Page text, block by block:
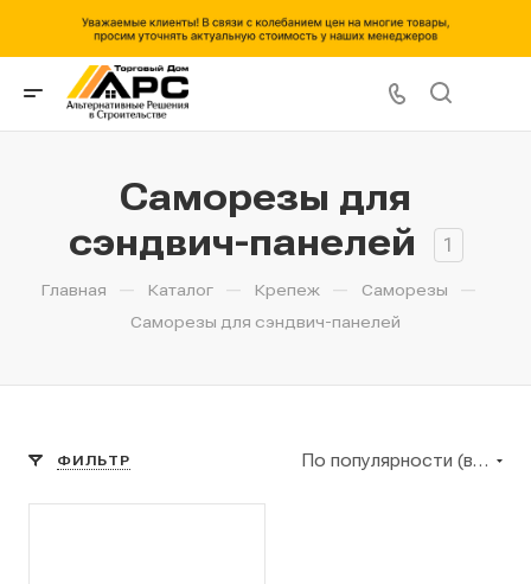
Саморезы для
сэндвич-панелей
1
Главная — Каталог — Крепеж — Саморезы —
Саморезы для сэндвич-панелей
ФИЛЬТР По популярности (возрастание)